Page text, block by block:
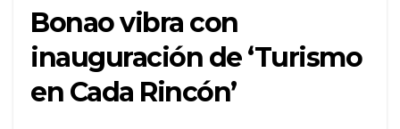
Bonao vibra con
inauguración de ‘Turismo
en Cada Rincón’